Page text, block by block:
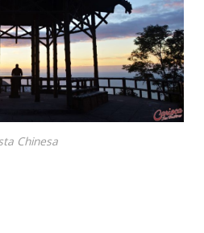
Chinesa